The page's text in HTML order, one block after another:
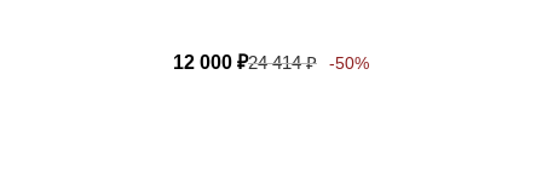
12 000 ₽24 414₽ -50%